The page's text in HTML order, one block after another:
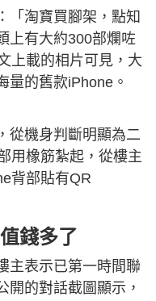
「淘寶買腳架，點知
上有大約300部爛咗
上載的相片可見，大
量的舊款iPhone。
從機身判斷明顯為二
用橡筋紮起，從樓主
背部貼有QR
錢多了
主表示已第一時間聯
開的對話截圖顯示，